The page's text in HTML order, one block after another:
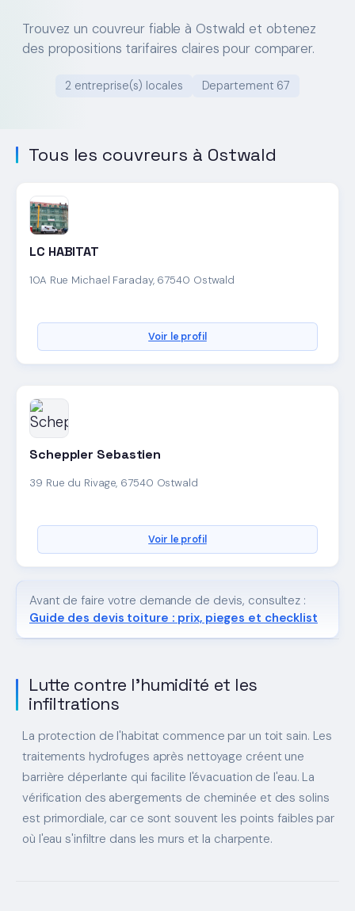
Trouvez un couvreur fiable à Ostwald et obtenez
des propositions tarifaires claires pour comparer.
2 entreprise(s) locales Departement 67
Tous les couvreurs à Ostwald
LC HABITAT
10A Rue Michael Faraday, 67540 Ostwald
Voir le profil
Scheppler Sebastien
39 Rue du Rivage, 67540 Ostwald
Voir le profil
Avant de faire votre demande de devis, consultez :
Guide des devis toiture : prix, pieges et checklist
Lutte contre l'humidité et les
infiltrations
La protection de l'habitat commence par un toit sain. Les
traitements hydrofuges après nettoyage créent une
barrière déperlante qui facilite l'évacuation de l'eau. La
vérification des abergements de cheminée et des solins
est primordiale, car ce sont souvent les points faibles par
où l'eau s'infiltre dans les murs et la charpente.